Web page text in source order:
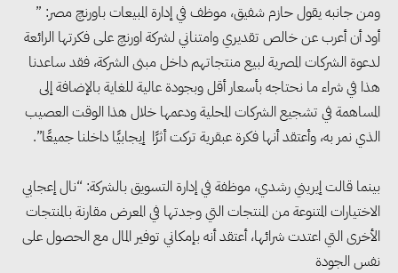
ومن جانبه يقول حازم شفيق، موظف في إدارة المبيعات باورنچ مصر: ”
أود أن أعرب عن خالص تقديري وامتناني لشركة اورنچ على فكرتها الرائعة
لدعوة الشركات المصرية لبيع منتجاتهم داخل مبنى الشركة، فقد ساعدنا
هذا في شراء ما نحتاجه بأسعار أقل وبجودة عالية للغاية بالإضافة إلى
المساهمة في تشجيع الشركات المحلية ودعمها خلال هذا الوقت العصيب
الذي نمر به، وأعتقد أنها فكرة عبقرية تركت أثرًا إيجابيًا داخلنا جميعًا”.
بينما قالت إيريني رشدي، موظفة في إدارة التسويق بالشركة: “نال إعجابي
الاختيارات المتنوعة من المنتجات التي وجدتها في المعرض مقارنة بالمنتجات
الأخرى التي اعتدت شرائها، أعتقد أنه بإمكاني توفير المال مع الحصول على
نفس الجودة
التنمية المحلية والبيئة تبحث مع
الصناعات الكيماوية تسريع
تراخيص التدوير وتعزيز الاقتصاد
الدائري
وطنية للإدارة المستدامة للمياه في
الصناعة وتوطين تقنيات إعادة
الاستخدام